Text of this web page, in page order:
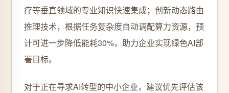
疗等垂直领域的专业知识快速集成；创新动态路由
推理技术，根据任务复杂度自动调配算力资源，预
计可进一步降低能耗30%，助力企业实现绿色AI部
署目标。
对于正在寻求AI转型的中小企业，建议优先评估该